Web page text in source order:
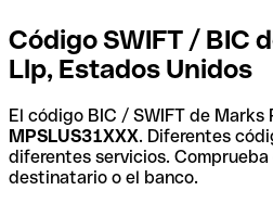
Código SWIFT / BIC
Llp, Estados Unidos
El código BIC / SWIFT de Marks
MPSLUS31XXX. Diferentes
diferentes servicios.
destinatario o el banco.